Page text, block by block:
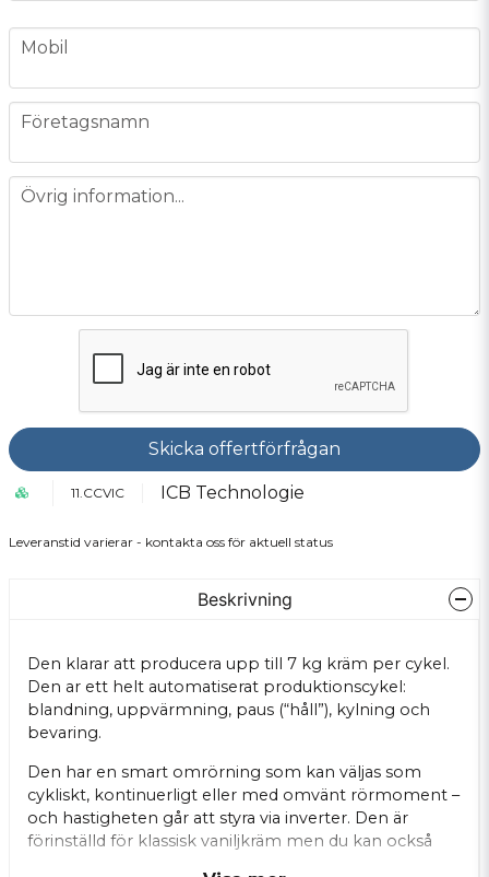
phone
Mobil
company
Företagsnamn
message
Övrig information...
Skicka offertförfrågan
11.CCVIC ICB Technologie
Leveranstid varierar - kontakta oss för aktuell status
Beskrivning
Den klarar att producera upp till 7 kg kräm per cykel.
Den ar ett helt automatiserat produktionscykel:
blandning, uppvärmning, paus (“håll”), kylning och
bevaring.
Den har en smart omrörning som kan väljas som
cykliskt, kontinuerligt eller med omvänt rörmoment –
och hastigheten går att styra via inverter. Den är
förinställd för klassisk vaniljkräm men du kan också